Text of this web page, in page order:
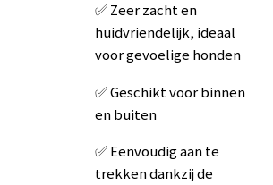
✅ Zeer zacht en
huidvriendelijk, ideaal
voor gevoelige honden
✅ Geschikt voor binnen
en buiten
✅ Eenvoudig aan te
trekken dankzij de